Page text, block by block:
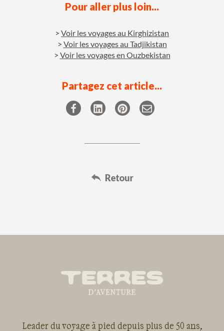
Pour aller plus loin...
Voir les voyages au Kirghizistan
Voir les voyages au Tadjikistan
Voir les voyages en Ouzbekistan
Partagez cet article...
Leader du voyage à pied depuis plus de 50 ans,